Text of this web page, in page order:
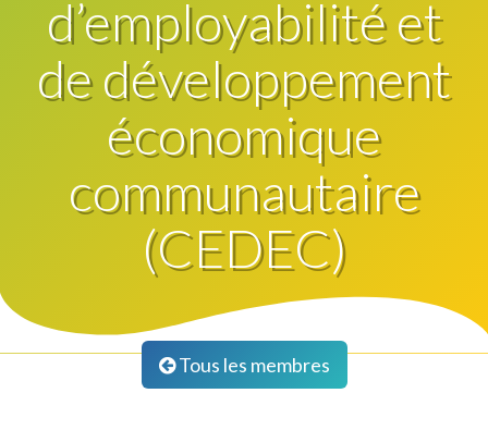
d’employabilité et
de développement
économique
communautaire
(CEDEC)
Tous les membres